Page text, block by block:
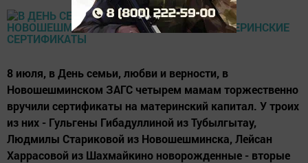
8 июля, в День семьи, любви и верности, в
Новошешминском ЗАГС четырем мамам торжественно
вручили сертификаты на материнский капитал. У троих
из них - Гульгены Гибадуллиной из Тубылгытау,
Людмилы Стариковой из Новошешминска, Лейсан
Харрасовой из Шахмайкино новорожденные - вторые